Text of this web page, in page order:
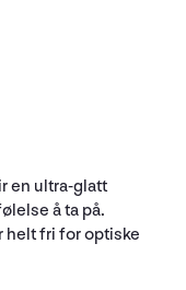
en ultra-glatt
å ta på.
helt fri for optiske